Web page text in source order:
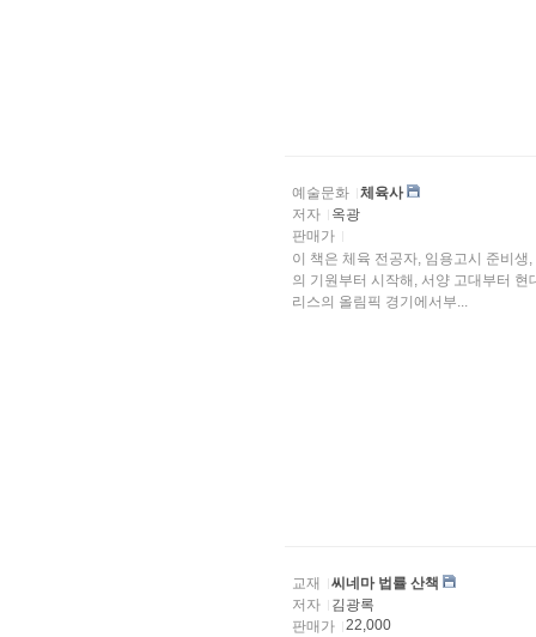
예술문화
체육사
저자
옥광
판매가
이 책은 체육 전공자, 임용고시 준비
의 기원부터 시작해, 서양 고대부터
리스의 올림픽 경기에서부...
교재
씨네마 법률 산책
저자
김광록
판매가
22,000